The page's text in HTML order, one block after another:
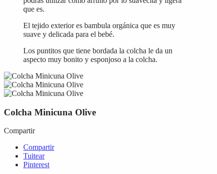
que es.
El tejido exterior es bambula orgánica que es muy
suave y delicada para el bebé.
Los puntitos que tiene bordada la colcha le da un
aspecto muy bonito y esponjoso a la colcha.
Colcha Minicuna Olive
Compartir
Compartir
Tuitear
Pinterest